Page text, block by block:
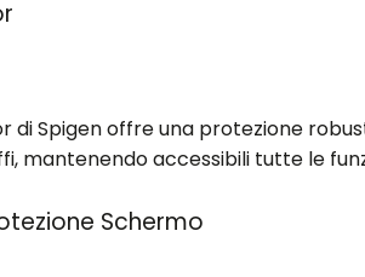
di Spigen offre una protezione
mantenendo accessibili tutte le
Schermo